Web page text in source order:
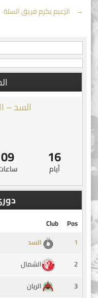
Post
navigation
← الزعيم يكرم فريق السلة
السد –
16
أيام
09
Pos
Club
1
السد
2
الشمال
3
الريان